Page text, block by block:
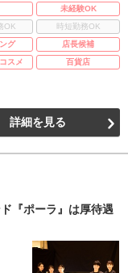
未経験OK
OK
時短勤務OK
グ
店長候補
スメ 百貨店
詳細を見る
『ポーラ』は厚待遇